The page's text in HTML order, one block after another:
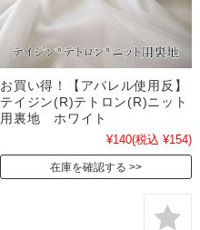
お買い得！【アパレル使用反】
テイジン(R)テトロン(R)ニット
用裏地 ホワイト
¥140(税込 ¥154)
在庫を確認する